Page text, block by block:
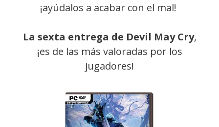
¡ayúdalos a acabar con el mal!
La sexta entrega de Devil May Cry,
¡es de las más valoradas por los
jugadores!